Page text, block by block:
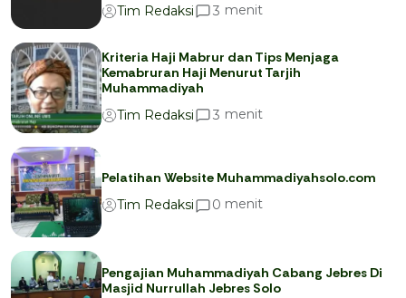
Tim Redaksi
3 menit
Kriteria Haji Mabrur dan Tips Menjaga
Kemabruran Haji Menurut Tarjih
Muhammadiyah
Tim Redaksi
3 menit
Pelatihan Website Muhammadiyahsolo.com
Tim Redaksi
0 menit
Pengajian Muhammadiyah Cabang Jebres Di
Masjid Nurrullah Jebres Solo